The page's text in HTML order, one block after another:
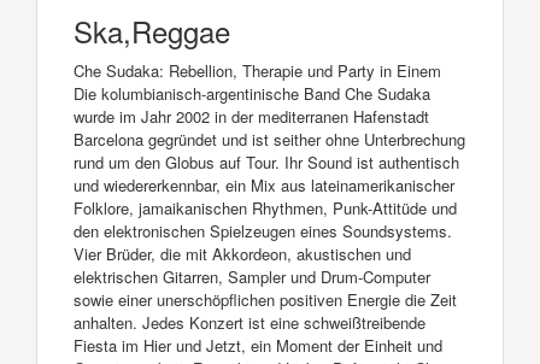
Ska,Reggae
Che Sudaka: Rebellion, Therapie und Party in Einem
Die kolumbianisch-argentinische Band Che Sudaka
wurde im Jahr 2002 in der mediterranen Hafenstadt
Barcelona gegründet und ist seither ohne Unterbrechung
rund um den Globus auf Tour. Ihr Sound ist authentisch
und wiedererkennbar, ein Mix aus lateinamerikanischer
Folklore, jamaikanischen Rhythmen, Punk-Attitüde und
den elektronischen Spielzeugen eines Soundsystems.
Vier Brüder, die mit Akkordeon, akustischen und
elektrischen Gitarren, Sampler und Drum-Computer
sowie einer unerschöpflichen positiven Energie die Zeit
anhalten. Jedes Konzert ist eine schweißtreibende
Fiesta im Hier und Jetzt, ein Moment der Einheit und